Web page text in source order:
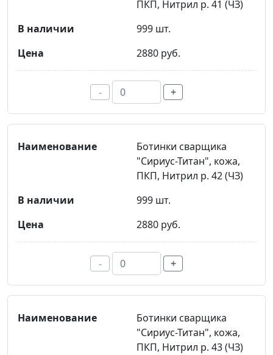
ПКП, Нитрил р. 41 (ЧЗ)
999 шт.
2880 руб.
- +
Ботинки сварщика
"Сириус-Титан", кожа,
ПКП, Нитрил р. 42 (ЧЗ)
999 шт.
2880 руб.
- +
Ботинки сварщика
"Сириус-Титан", кожа,
ПКП, Нитрил р. 43 (ЧЗ)